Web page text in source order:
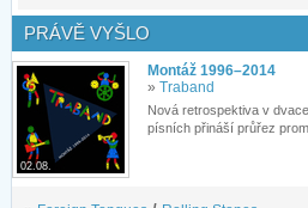
PRÁVĚ VYŠLO
02.08.
Montáž 1996–2014
» Traband
Nová retrospektiva v
písních přináší průřez